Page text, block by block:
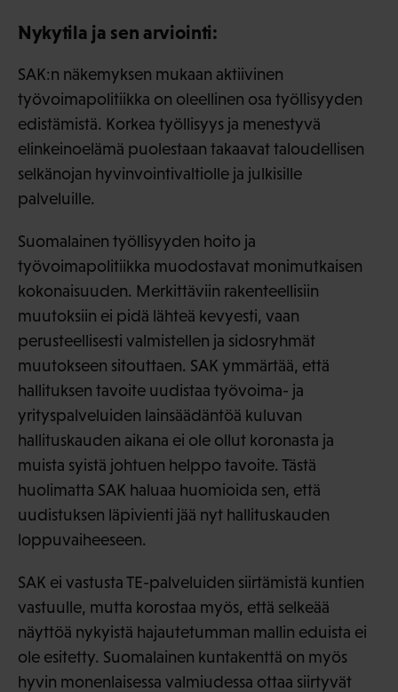
Nykytila ja sen arviointi:
SAK:n näkemyksen mukaan aktiivinen
työvoimapolitiikka on oleellinen osa työllisyyden
edistämistä. Korkea työllisyys ja menestyvä
elinkeinoelämä puolestaan takaavat taloudellisen
selkänojan hyvinvointivaltiolle ja julkisille
palveluille.
Suomalainen työllisyyden hoito ja
työvoimapolitiikka muodostavat monimutkaisen
kokonaisuuden. Merkittäviin rakenteellisiin
muutoksiin ei pidä lähteä kevyesti, vaan
perusteellisesti valmistellen ja sidosryhmät
muutokseen sitouttaen. SAK ymmärtää, että
hallituksen tavoite uudistaa työvoima- ja
yrityspalveluiden lainsäädäntöä kuluvan
hallituskauden aikana ei ole ollut koronasta ja
muista syistä johtuen helppo tavoite. Tästä
huolimatta SAK haluaa huomioida sen, että
uudistuksen läpivienti jää nyt hallituskauden
loppuvaiheeseen.
SAK ei vastusta TE-palveluiden siirtämistä kuntien
vastuulle, mutta korostaa myös, että selkeää
näyttöä nykyistä hajautetumman mallin eduista ei
ole esitetty. Suomalainen kuntakenttä on myös
hyvin monenlaisessa valmiudessa ottaa siirtyvät